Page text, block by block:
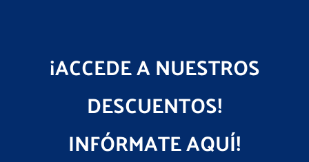
¡ACCEDE A NUESTROS
DESCUENTOS!
INFÓRMATE AQUÍ!